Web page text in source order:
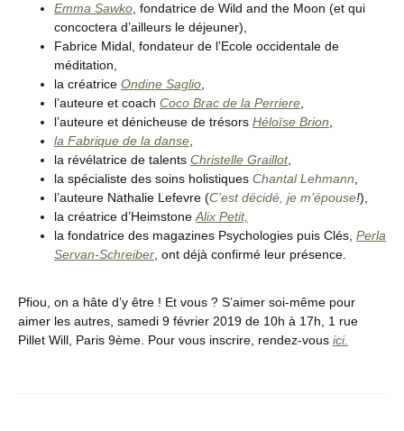
Emma Sawko , fondatrice de Wild and the Moon (et qui
concoctera d’ailleurs le déjeuner),
Fabrice Midal, fondateur de l’Ecole occidentale de
méditation,
la créatrice Ondine Saglio
l’auteure et coach Coco Brac de la Perriere
l’auteure et dénicheuse de trésors Héloïse Brion
la Fabrique de la danse
la révélatrice de talents Christelle Graillot,
la spécialiste des soins holistiques Chantal Lehmann
l’auteure Nathalie Lefevre (C’est décidé, je m’épouse!),
la créatrice d’Heimstone Alix Petit,
la fondatrice des magazines Psychologies puis Clés, Perla
Servan-Schreiber , ont déjà confirmé leur présence.
Pfiou, on a hâte d’y être ! Et vous ? S’aimer soi-même pour
aimer les autres, samedi 9 février 2019 de 10h à 17h, 1 rue
Pillet Will, Paris 9ème. Pour vous inscrire, rendez-vous ici.